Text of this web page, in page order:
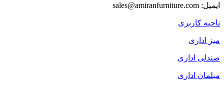
ایمیل: sales@amiranfurniture.com
ناحیه کاربری
میز اداری
صندلی اداری
مبلمان اداری